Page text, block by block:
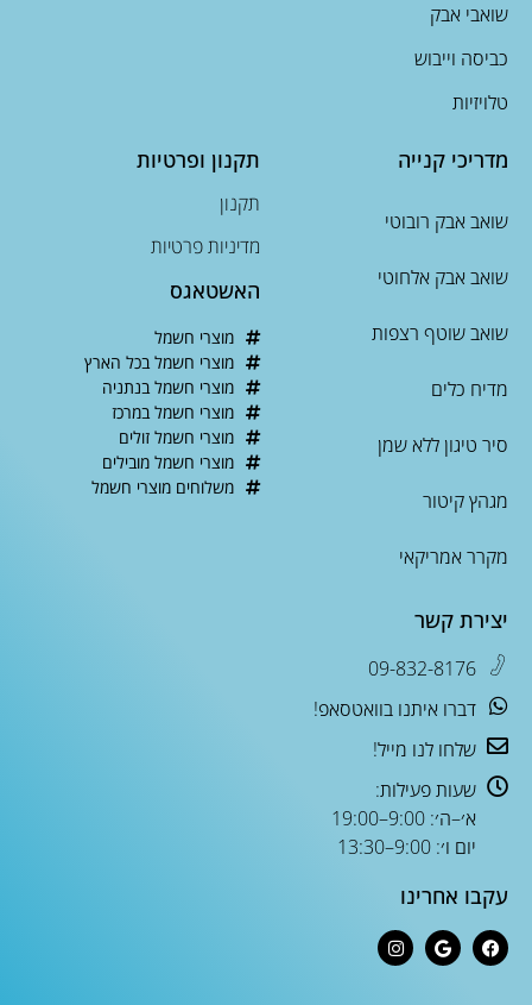
שואבי אבק
כביסה וייבוש
טלויזיות
מדריכי קנייה
שואב אבק רובוטי
שואב אבק אלחוטי
שואב שוטף רצפות
מדיח כלים
סיר טיגון ללא שמן
מגהץ קיטור
מקרר אמריקאי
תקנון ופרטיות
תקנון
מדיניות פרטיות
האשטאגס
מוצרי חשמל
מוצרי חשמל בכל הארץ
מוצרי חשמל בנתניה
מוצרי חשמל במרכז
מוצרי חשמל זולים
מוצרי חשמל מובילים
משלוחים מוצרי חשמל
יצירת קשר
09-832-8176
דברו איתנו בוואטסאפ!
שלחו לנו מייל!
שעות פעילות:
א׳–ה׳: 9:00–19:00
יום ו׳: 9:00–13:30
עקבו אחרינו